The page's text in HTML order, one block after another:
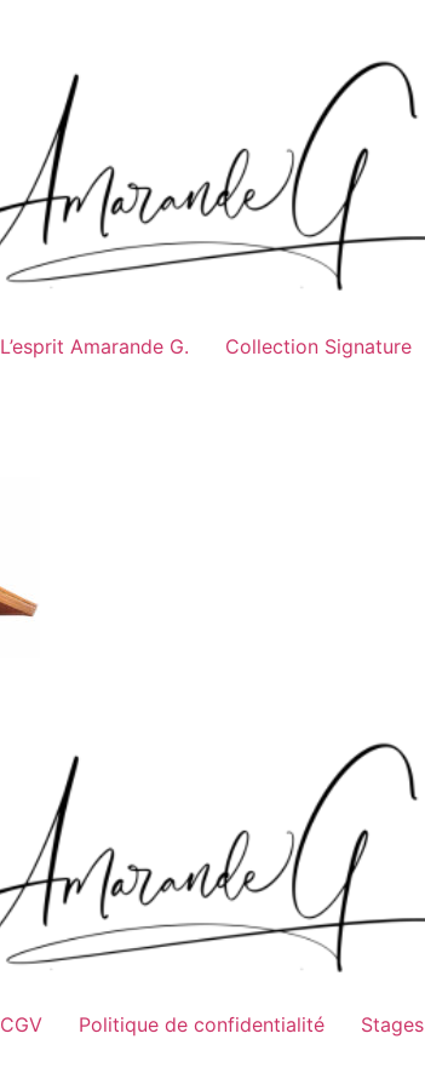
L’esprit Amarande G. Collection Signature
CGV Politique de confidentialité Stages